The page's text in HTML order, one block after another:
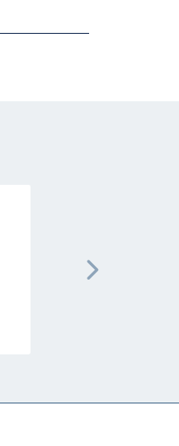
Oberösterreich
Nächste